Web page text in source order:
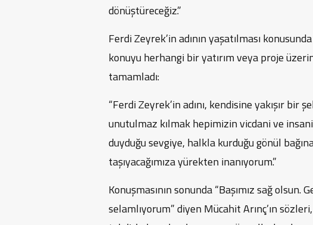
dönüştüreceğiz.”
Ferdi Zeyrek’in adının yaşatılması
konuyu herhangi bir yatırım veya proje
tamamladı:
“Ferdi Zeyrek’in adını, kendisine yakışır bir
unutulmaz kılmak hepimizin vicdani ve
duyduğu sevgiye, halkla kurduğu gönül
taşıyacağımıza yürekten inanıyorum.”
Konuşmasının sonunda “Başımız sağ olsun.
selamlıyorum” diyen Mücahit Arınç’ın